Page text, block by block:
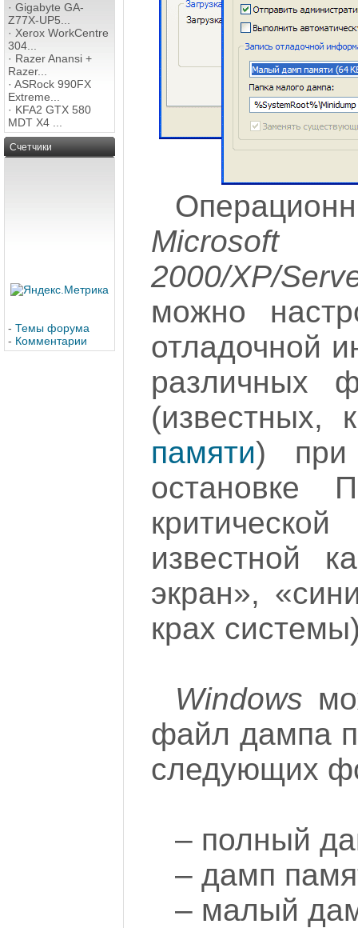
· Gigabyte GA-
Z77X-UP5...
· Xerox WorkCentre
304...
· Razer Anansi +
Razer...
· ASRock 990FX
Extreme...
· KFA2 GTX 580
MDT X4 ...
Счетчики
- Темы форума
- Комментарии
2000/XP/
можно
отладочной
различных
(известных,
памяти) при
остановке
известной
экран»,
крах
Windows
файл дампа
следующих
– полный
– дамп
– малый